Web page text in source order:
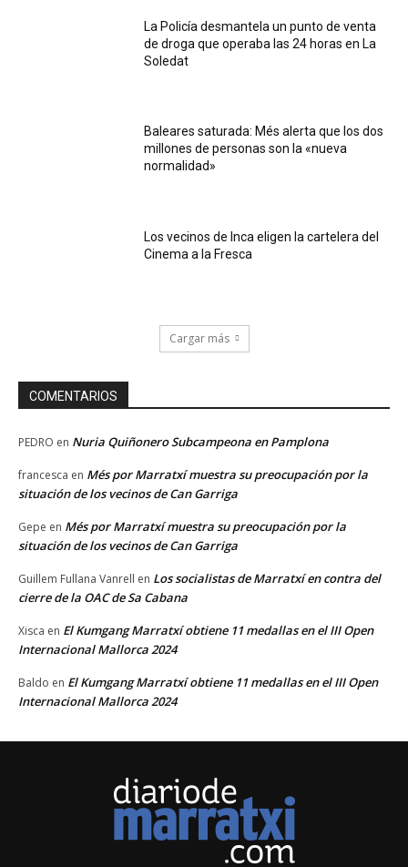
La Policía desmantela un punto de venta
de droga que operaba las 24 horas en La
Soledat
Baleares saturada: Més alerta que los dos
millones de personas son la «nueva
normalidad»
Los vecinos de Inca eligen la cartelera del
Cinema a la Fresca
Cargar más
COMENTARIOS
PEDRO en Nuria Quiñonero Subcampeona en Pamplona
francesca en Més por Marratxí muestra su preocupación por la
situación de los vecinos de Can Garriga
Gepe en Més por Marratxí muestra su preocupación por la
situación de los vecinos de Can Garriga
Guillem Fullana Vanrell en Los socialistas de Marratxí en contra del
cierre de la OAC de Sa Cabana
Xisca en El Kumgang Marratxí obtiene 11 medallas en el III Open
Internacional Mallorca 2024
Baldo en El Kumgang Marratxí obtiene 11 medallas en el III Open
Internacional Mallorca 2024